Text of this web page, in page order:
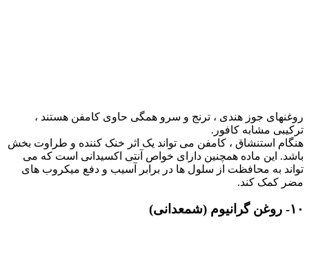
روغنهای جوز هندی ، ترنج و سرو همگی حاوی کامفن هستند ،
ترکیبی مشابه کافور.
هنگام استنشاق ، کامفن می تواند یک اثر خنک کننده و طراوت بخش
باشد. این ماده همچنین دارای خواص آنتی اکسیدانی است که می
تواند به محافظت از سلول ها در برابر آسیب و دفع میکروب های
مضر کمک کند.
۱۰- روغن گرانیوم (شمعدانی)